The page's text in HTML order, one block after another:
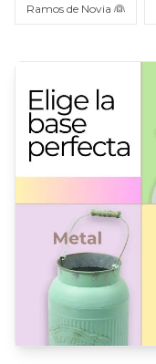
Ramos de Novia 👰